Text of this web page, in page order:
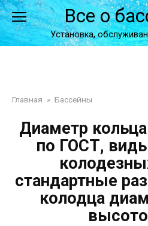
Перейти
к
контенту
Все о
Установка,
Главная » Бассейны
Диаметр
по ГОСТ,
стандартные
колодца